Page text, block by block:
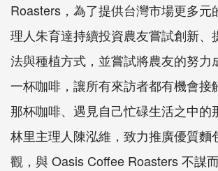
Roasters，為了提供台灣市場更多元
理人朱育達持續投資農友嘗試創新、
法與種植方式，並嘗試將農友的努力
一杯咖啡，讓所有來訪者都有機會接
那杯咖啡、遇見自己忙碌生活之中的
林里主理人陳泓維，致力推廣優質麵
觀，與 Oasis Coffee Roasters 不謀